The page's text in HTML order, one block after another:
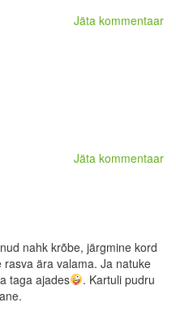
Jäta kommentaar
Jäta kommentaar
nahk krõbe, järgmine kord
ära valama. Ja natuke
taga ajades
. Kartuli pudru